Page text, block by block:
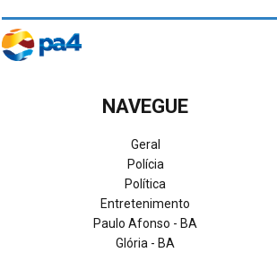
NAVEGUE
Geral
Polícia
Política
Entretenimento
Paulo Afonso - BA
Glória - BA